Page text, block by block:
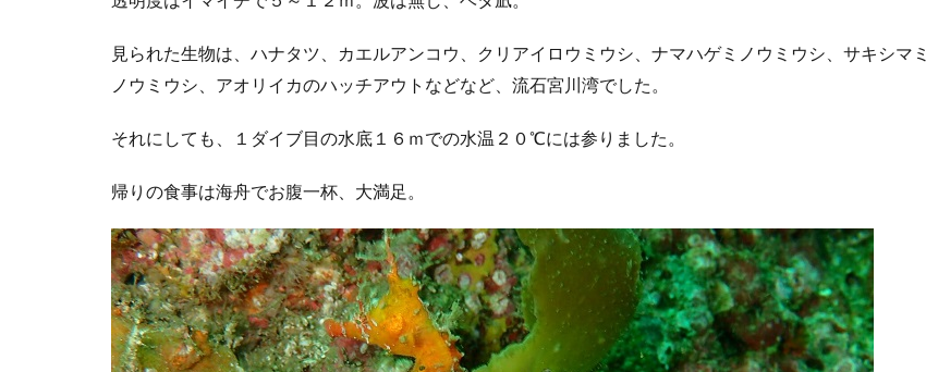
見られた生物は、ハナタツ、カエルアンコウ、クリアイロウミウシ、ナマハゲミノウミウシ、サキシマミ
ノウミウシ、アオリイカのハッチアウトなどなど、流石宮川湾でした。
それにしても、１ダイブ目の水底１６ｍでの水温２０℃には参りました。
帰りの食事は海舟でお腹一杯、大満足。